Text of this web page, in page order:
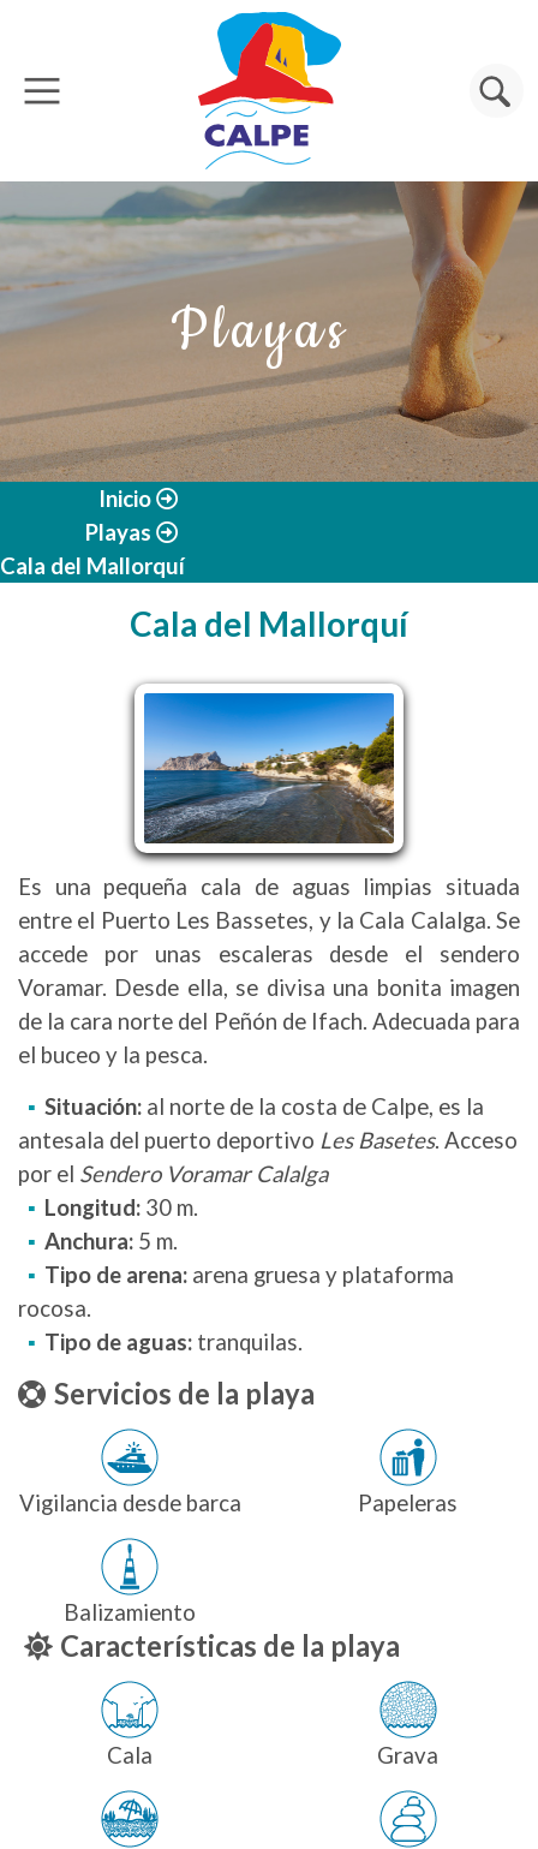
Pasar al contenido principal
Buscar
Playas
Inicio
Playas
Cala del Mallorquí
Cala del Mallorquí
Es una pequeña cala de aguas limpias situada
entre el Puerto Les Bassetes, y la Cala Calalga. Se
accede por unas escaleras desde el sendero
Voramar. Desde ella, se divisa una bonita imagen
de la cara norte del Peñón de Ifach. Adecuada para
el buceo y la pesca.
Situación: al norte de la costa de Calpe, es la
antesala del puerto deportivo Les Basetes. Acceso
por el Sendero Voramar Calalga
Longitud: 30 m.
Anchura: 5 m.
Tipo de arena: arena gruesa y plataforma
rocosa.
Tipo de aguas: tranquilas.
Servicios de la playa
Vigilancia desde barca Papeleras
Balizamiento
Características de la playa
Cala Grava